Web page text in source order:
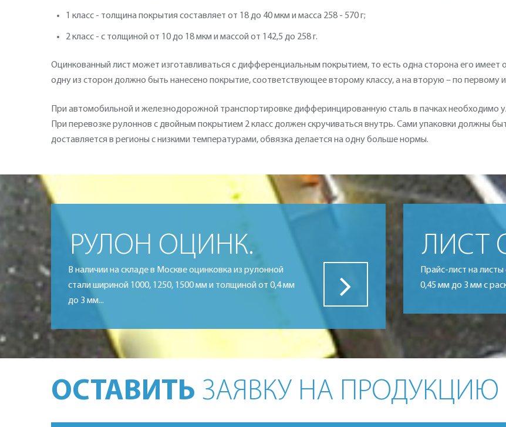
1 класс - толщина покрытия составляет от 18 до 40 мкм и масса 258 - 570 г;
2 класс - с толщиной от 10 до 18 мкм и массой от 142,5 до 258 г.
Оцинкованный лист может изготавливаться с дифференциальным покрытием, то есть одна сторона его
одну из сторон должно быть нанесено покрытие, соответствующее второму классу, а на вторую – по первому
При автомобильной и железнодорожной транспортировке дифферинцированную сталь в пачках необходимо
При перевозке рулоннов с двойным покрытием 2 класс должен скручиваться внутрь. Сами упаковки должны
доставляется в регионы с низкими температурами, обвязка делается на одну больше нормы.
РУЛОН ОЦИНК.
В наличии на складе в Москве оцинковка из рулонной
стали шириной 1000, 1250, 1500 мм и толщиной от 0,4 мм
до 3 мм...
ЛИСТ
Прайс-лист на
0,45 мм до 3 мм с
ОСТАВИТЬ ЗАЯВКУ НА ПРОДУКЦИЮ